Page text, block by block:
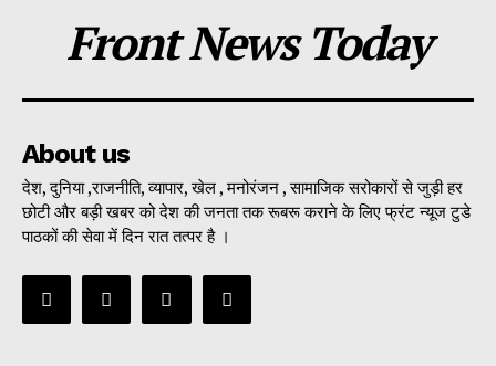
Front News Today
About us
देश, दुनिया ,राजनीति, व्यापार, खेल , मनोरंजन , सामाजिक सरोकारों से जुड़ी हर
छोटी और बड़ी खबर को देश की जनता तक रूबरू कराने के लिए फ्रंट न्यूज टुडे
पाठकों की सेवा में दिन रात तत्पर है ।